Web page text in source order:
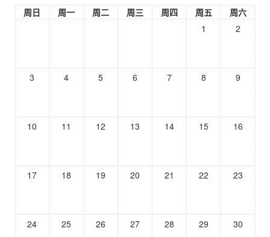
周日 周一 周二 周三 周四 周五
周六
1
2
3 4 5 6 7 8 9
10 11 12 13 14 15 16
17 18 19 20 21 22 23
24 25 26 27 28 29 30